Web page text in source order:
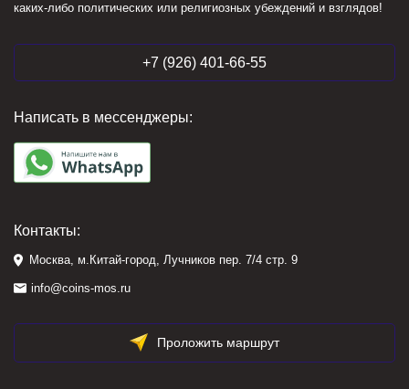
каких-либо политических или религиозных убеждений и взглядов!
+7 (926) 401-66-55
Написать в мессенджеры:
Контакты:
Москва, м.Китай-город, Лучников пер. 7/4 стр. 9
info@coins-mos.ru
Проложить маршрут